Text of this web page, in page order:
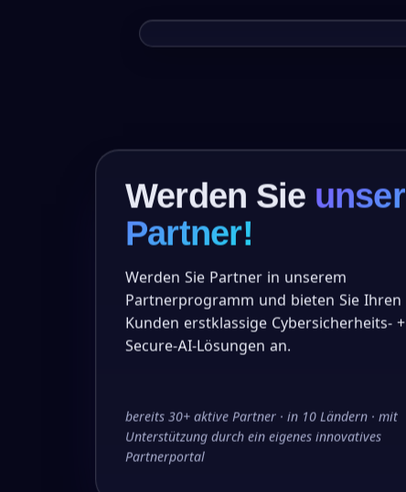
Werden Sie unser
Partner!
Werden Sie Partner in unserem
Partnerprogramm und bieten Sie Ihren
Kunden erstklassige Cybersicherheits- +
Secure-AI-Lösungen an.
bereits 30+ aktive Partner · in 10 Ländern · mit
Unterstützung durch ein eigenes innovatives
Partnerportal